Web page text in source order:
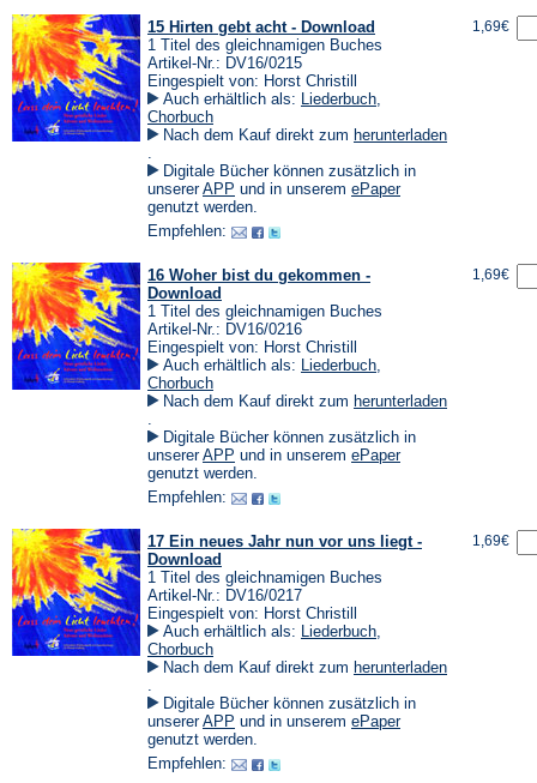
15 Hirten gebt acht - Download
1 Titel des gleichnamigen Buches
Artikel-Nr.: DV16/0215
Eingespielt von: Horst Christill
Auch erhältlich als: Liederbuch,
Chorbuch
Nach dem Kauf direkt zum herunterladen
in
einem
neuen
Tab)
.
Digitale Bücher können zusätzlich in
unsererAPP (Öffnet
in
neuen
und in unserem ePaper(Öffnet
genutzt werden.
Empfehlen:
1,69€
16 Woher bist du gekommen -
Download
1 Titel des gleichnamigen Buches
Artikel-Nr.: DV16/0216
Eingespielt von: Horst Christill
Auch erhältlich als: Liederbuch,
Chorbuch
Nach dem Kauf direkt zum herunterladen
in
einem
neuen
Tab)
.
Digitale Bücher können zusätzlich in
unsererAPP (Öffnet
in
neuen
und in unserem ePaper(Öffnet
genutzt werden.
Empfehlen:
1,69€
17 Ein neues Jahr nun vor uns liegt -
Download
1 Titel des gleichnamigen Buches
Artikel-Nr.: DV16/0217
Eingespielt von: Horst Christill
Auch erhältlich als: Liederbuch,
Chorbuch
Nach dem Kauf direkt zum herunterladen
in
einem
neuen
Tab)
.
Digitale Bücher können zusätzlich in
unsererAPP (Öffnet
in
neuen
und in unserem ePaper(Öffnet
genutzt werden.
Empfehlen:
1,69€